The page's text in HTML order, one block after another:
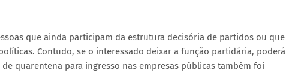
que ainda participam da estrutura decisória de partidos ou que
Contudo, se o interessado deixar a função partidária, poderá
quarentena para ingresso nas empresas públicas também foi